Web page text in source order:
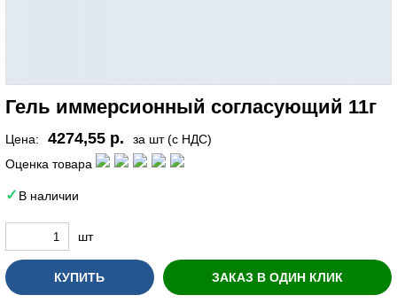
Гель иммерсионный согласующий 11г
Цена: 4274,55 р.
за шт (с НДС)
Оценка товара
В наличии
шт
КУПИТЬ ЗАКАЗ В ОДИН КЛИК